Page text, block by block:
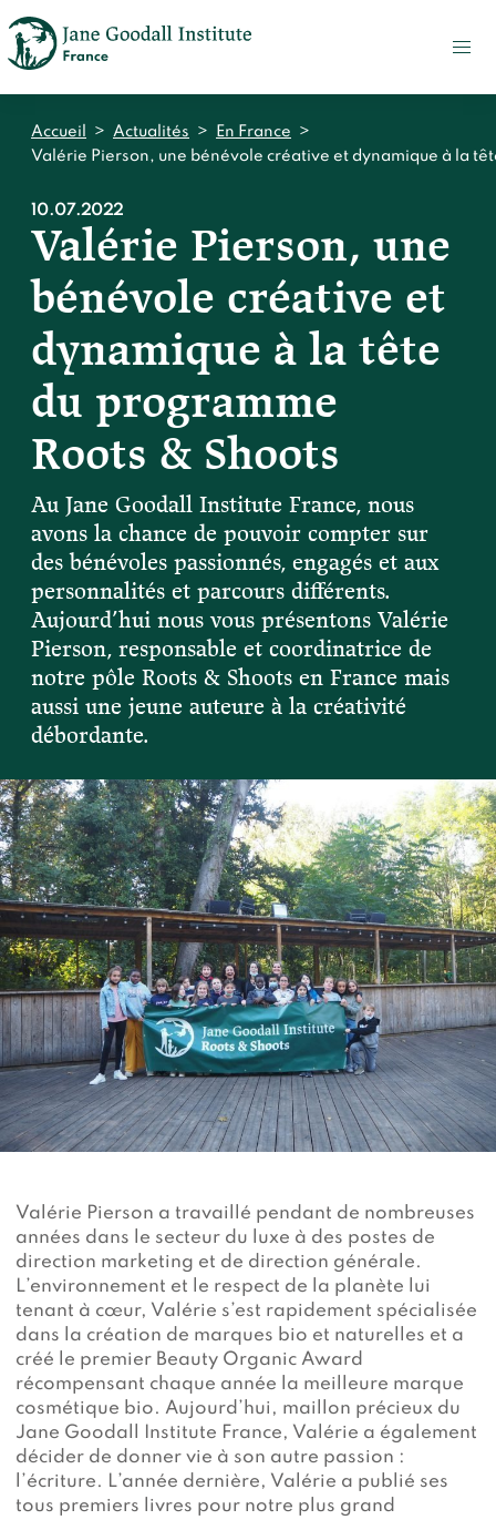
PRESSE
Qui sommes-nous ?
Accueil
Jane Goodall
Le Jane Goodall Institute France
Notre écosystème
Nos documents
Notre impact
Accueil
Nos actions sur le terrain en France
Nos actions sur le terrain en Afrique
Nos histoires
Accueil
Les histoires du docteur Jane
Vies de primates
Les héros du JGI France
S'engager
Accueil
Devenir membre du "Cercle des Amis de Jane"
Faire un don
Devenir Chimp Guardian
Agir avec Roots & Shoots
Devenir bénévole
Événements et conférences
UN
Accueil > Actualités > En France
>
Valérie Pierson, une bénévole créative et dynamique à la
10.07.2022
Valérie Pierson, une
bénévole créative et
dynamique à la tête
du programme
Roots & Shoots
Au Jane Goodall Institute France, nous
avons la chance de pouvoir compter sur
des bénévoles passionnés, engagés et aux
personnalités et parcours différents.
Aujourd’hui nous vous présentons Valérie
Pierson, responsable et coordinatrice de
notre pôle Roots & Shoots en France mais
aussi une jeune auteure à la créativité
débordante.
Valérie Pierson a travaillé pendant de nombreuses
années dans le secteur du luxe à des postes de
direction marketing et de direction générale.
L’environnement et le respect de la planète lui
tenant à cœur, Valérie s’est rapidement spécialisée
dans la création de marques bio et naturelles et a
créé le premier Beauty Organic Award
récompensant chaque année la meilleure marque
cosmétique bio. Aujourd’hui, maillon précieux du
Jane Goodall Institute France, Valérie a également
décider de donner vie à son autre passion :
l’écriture. L’année dernière, Valérie a publié ses
tous premiers livres pour notre plus grand